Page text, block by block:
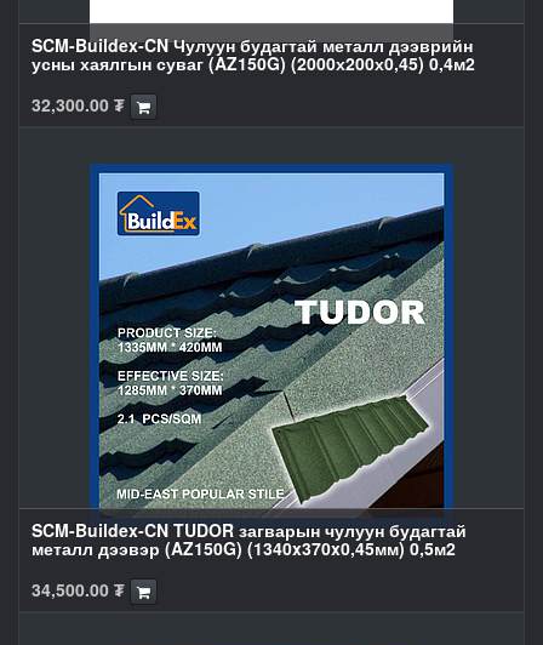
SCM-Buildex-CN Чулуун будагтай металл дээврийн
усны хаялгын суваг (AZ150G) (2000х200х0,45) 0,4м2
32,300.00 ₮
SCM-Buildex-CN TUDOR загварын чулуун будагтай
металл дээвэр (AZ150G) (1340x370x0,45мм) 0,5м2
34,500.00 ₮